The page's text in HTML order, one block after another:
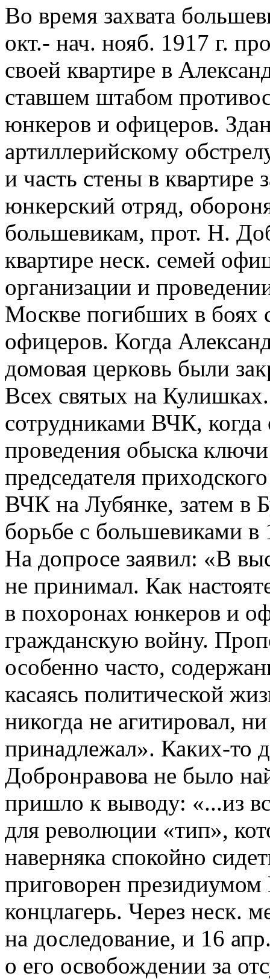
Во время захвата
окт.- нач. нояб. 1917 г.
своей квартире в
ставшем штабом
юнкеров и офицеров.
артиллерийскому
и часть стены в квартире
юнкерский отряд,
большевикам, прот. Н.
квартире неск. семей
организации и
Москве погибших в боях
офицеров. Когда
домовая церковь были
Всех святых на
сотрудниками ВЧК, когда
проведения обыска
председателя
ВЧК на Лубянке, затем в
борьбе с большевиками
На допросе заявил: «В
не принимал. Как
в похоронах юнкеров и
гражданскую войну.
особенно часто,
касаясь политической
никогда не агитировал,
принадлежал». Каких-то
Добронравова не было
пришло к выводу: «...из
для революции «тип»,
наверняка спокойно
приговорен
концлагерь. Через неск.
на доследование, и 16
о его освобождении за